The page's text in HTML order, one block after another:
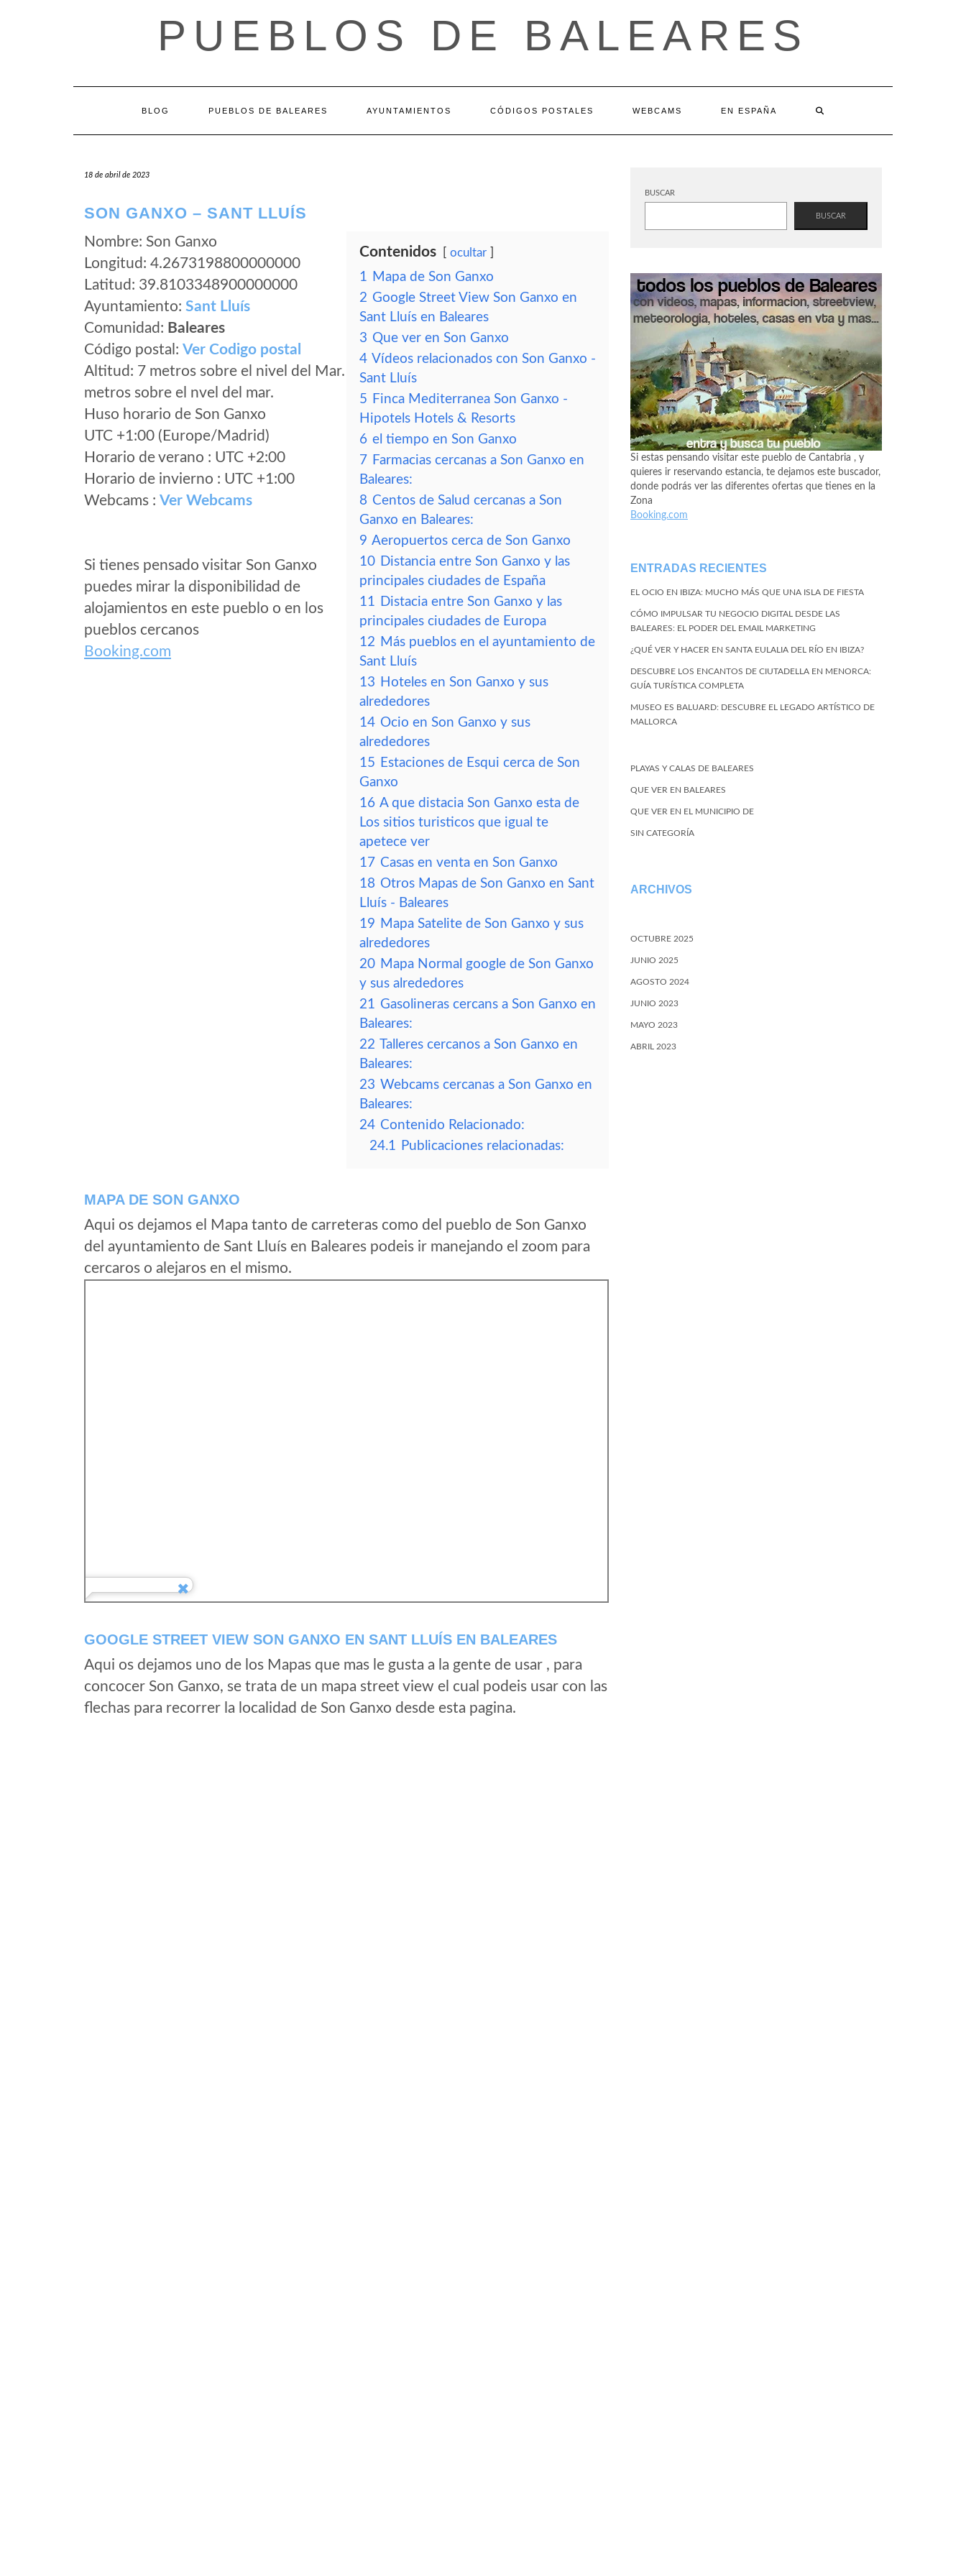
PUEBLOS DE BALEARES
BLOG PUEBLOS DE BALEARES AYUNTAMIENTOS CÓDIGOS POSTALES WEBCAMS EN ESPAÑA
18 de abril de 2023
SON GANXO – SANT LLUÍS
Nombre: Son Ganxo
Longitud: 4.2673198800000000
Latitud: 39.8103348900000000
Ayuntamiento: Sant Lluís
Comunidad: Baleares
Código postal: Ver Codigo postal
Altitud: 7 metros sobre el nivel del Mar.
metros sobre el nvel del mar.
Huso horario de Son Ganxo
UTC +1:00 (Europe/Madrid)
Horario de verano : UTC +2:00
Horario de invierno : UTC +1:00
Webcams : Ver Webcams
Si tienes pensado visitar Son Ganxo
puedes mirar la disponibilidad de
alojamientos en este pueblo o en los
pueblos cercanos
Booking.com
Contenidos ocultar
1 Mapa de Son Ganxo
2 Google Street View Son Ganxo en
Sant Lluís en Baleares
3 Que ver en Son Ganxo
4 Vídeos relacionados con Son Ganxo -
Sant Lluís
5 Finca Mediterranea Son Ganxo -
Hipotels Hotels & Resorts
6 el tiempo en Son Ganxo
7 Farmacias cercanas a Son Ganxo en
Baleares:
8 Centos de Salud cercanas a Son
Ganxo en Baleares:
9 Aeropuertos cerca de Son Ganxo
10 Distancia entre Son Ganxo y las
principales ciudades de España
11 Distacia entre Son Ganxo y las
principales ciudades de Europa
12 Más pueblos en el ayuntamiento de
Sant Lluís
13 Hoteles en Son Ganxo y sus
alrededores
14 Ocio en Son Ganxo y sus
alrededores
15 Estaciones de Esqui cerca de Son
Ganxo
16 A que distacia Son Ganxo esta de
Los sitios turisticos que igual te
apetece ver
17 Casas en venta en Son Ganxo
18 Otros Mapas de Son Ganxo en Sant
Lluís - Baleares
19 Mapa Satelite de Son Ganxo y sus
alrededores
20 Mapa Normal google de Son Ganxo
y sus alrededores
21 Gasolineras cercans a Son Ganxo en
Baleares:
22 Talleres cercanos a Son Ganxo en
Baleares:
23 Webcams cercanas a Son Ganxo en
Baleares:
24 Contenido Relacionado:
24.1 Publicaciones relacionadas:
MAPA DE SON GANXO
Aqui os dejamos el Mapa tanto de carreteras como del pueblo de Son Ganxo
del ayuntamiento de Sant Lluís en Baleares podeis ir manejando el zoom para
cercaros o alejaros en el mismo.
GOOGLE STREET VIEW SON GANXO EN SANT LLUÍS EN BALEARES
Aqui os dejamos uno de los Mapas que mas le gusta a la gente de usar , para
concocer Son Ganxo, se trata de un mapa street view el cual podeis usar con las
flechas para recorrer la localidad de Son Ganxo desde esta pagina.
BUSCAR
BUSCAR
Si estas pensando visitar este pueblo de Cantabria , y
quieres ir reservando estancia, te dejamos este buscador,
donde podrás ver las diferentes ofertas que tienes en la
Zona
Booking.com
ENTRADAS RECIENTES
EL OCIO EN IBIZA: MUCHO MÁS QUE UNA ISLA DE FIESTA
CÓMO IMPULSAR TU NEGOCIO DIGITAL DESDE LAS
BALEARES: EL PODER DEL EMAIL MARKETING
¿QUÉ VER Y HACER EN SANTA EULALIA DEL RÍO EN IBIZA?
DESCUBRE LOS ENCANTOS DE CIUTADELLA EN MENORCA:
GUÍA TURÍSTICA COMPLETA
MUSEO ES BALUARD: DESCUBRE EL LEGADO ARTÍSTICO DE
MALLORCA
PLAYAS Y CALAS DE BALEARES
QUE VER EN BALEARES
QUE VER EN EL MUNICIPIO DE
SIN CATEGORÍA
ARCHIVOS
OCTUBRE 2025
JUNIO 2025
AGOSTO 2024
JUNIO 2023
MAYO 2023
ABRIL 2023